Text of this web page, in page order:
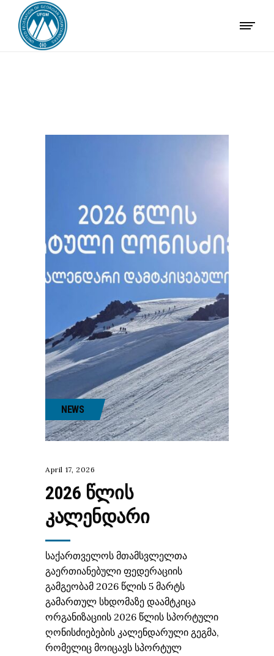
NEWS
April 17, 2026
2026 ᲬᲚᲘᲡ
ᲙᲐᲚᲔᲜᲓᲐᲠᲘ
საქართველოს მთამსვლელთა
გაერთიანებული ფედერაციის
გამგეობამ 2026 წლის 5 მარტს
გამართულ სხდომაზე დაამტკიცა
ორგანიზაციის 2026 წლის სპორტული
ღონისძიებების კალენდარული გეგმა,
რომელიც მოიცავს სპორტულ